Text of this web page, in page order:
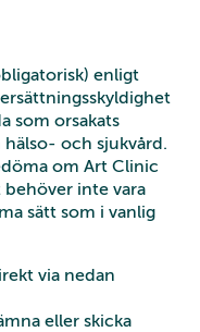
enligt
som orsakats
och sjukvård.
om Art Clinic
behöver inte vara
sätt som i vanlig
via nedan
eller skicka